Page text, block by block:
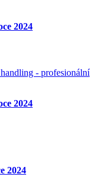
2024
- profesionální
2024
2024